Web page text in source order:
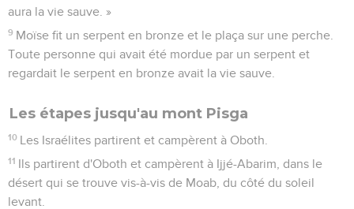
aura la vie sauve. »
9 Moïse fit un serpent en bronze et le plaça sur une perche.
Toute personne qui avait été mordue par un serpent et
regardait le serpent en bronze avait la vie sauve.
Les étapes jusqu'au mont Pisga
10 Les Israélites partirent et campèrent à Oboth.
11 Ils partirent d'Oboth et campèrent à Ijjé-Abarim, dans le
désert qui se trouve vis-à-vis de Moab, du côté du soleil
levant.